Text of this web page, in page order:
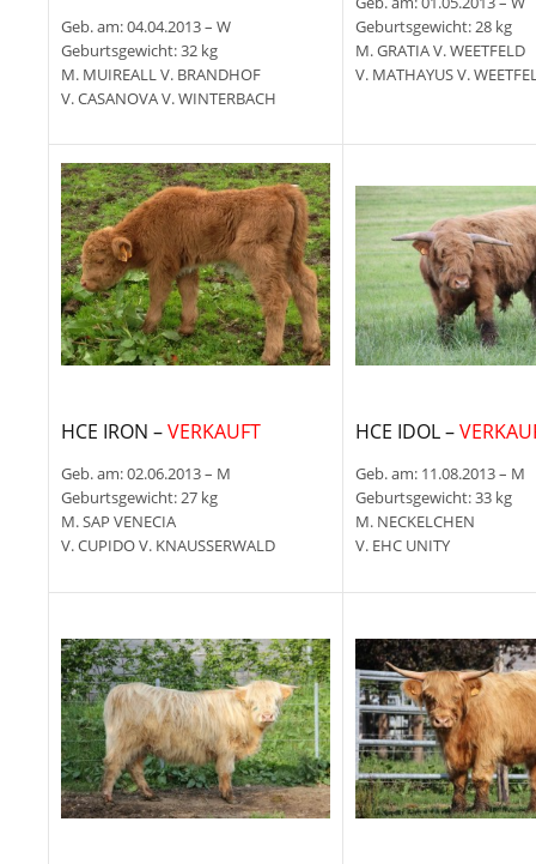
Geb. am: 04.04.2013 – W
Geburtsgewicht: 32 kg
M. MUIREALL V. BRANDHOF
V. CASANOVA V. WINTERBACH
Geburtsgewicht: 28 kg
M. GRATIA V. WEETFELD
V. MATHAYUS V.
HCE IRON –VERKAUFT
Geb. am: 02.06.2013 – M
Geburtsgewicht: 27 kg
M. SAP VENECIA
V. CUPIDO V. KNAUSSERWALD
HCE IDOL –
Geb. am: 11.08.2013 – M
Geburtsgewicht: 33 kg
M. NECKELCHEN
V. EHC UNITY